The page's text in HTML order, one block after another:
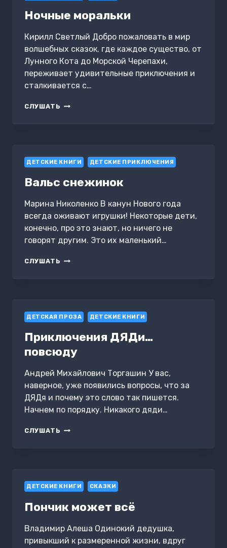
Ночные моральки
Кирилл Светлый Добро пожаловать в мир
волшебных сказок, где каждое существо, от
Лунного Кота до Морской Черепахи,
переживает удивительные приключения и
сталкивается с…
СЛУШАТЬ НОЧНЫЕ
ДЕТСКИЕ КНИГИ ДЕТСКИЕ ПРИКЛЮЧЕНИЯ
Вальс снежинок
Марина Николенко В канун Нового года
всегда оживают игрушки! Некоторые дети,
конечно, про это знают, но ничего не
говорят другим. Это их маленький…
СЛУШАТЬ ВАЛЬС
ДЕТСКАЯ ПРОЗА ДЕТСКИЕ КНИГИ
Приключения ДЯДи…
повсюду
Андрей Михайлович Торгашин У вас,
наверное, уже появились вопросы, что за
ДЯДя и почему это слово так пишется.
Начнем по порядку. Никакого дяди…
СЛУШАТЬ ПРИКЛЮЧЕНИЯ
ДЕТСКИЕ КНИГИ СКАЗКИ
Пончик может всё
Владимир Алеша Одинокий дедушка,
привыкший к размеренной жизни, вдруг